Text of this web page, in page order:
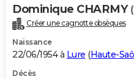
Carte de Noël
Carte Bonne année
Carte Saint-Valentin
Carte Pâques
Carte d'anniversaire
DICTIONNAIRE
Dictionnaire
Biographies
Citations
Expressions
Proverbes
PROGRAMME TV
Dominique CHARMY
Créer une cagnotte obsèques
Naissance
22/06/1954 à Lure (Haute-
Décès